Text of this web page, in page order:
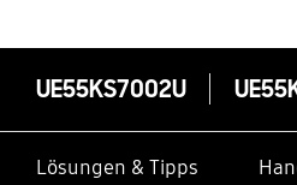
UE55KS7002U
Lösungen & Tipps